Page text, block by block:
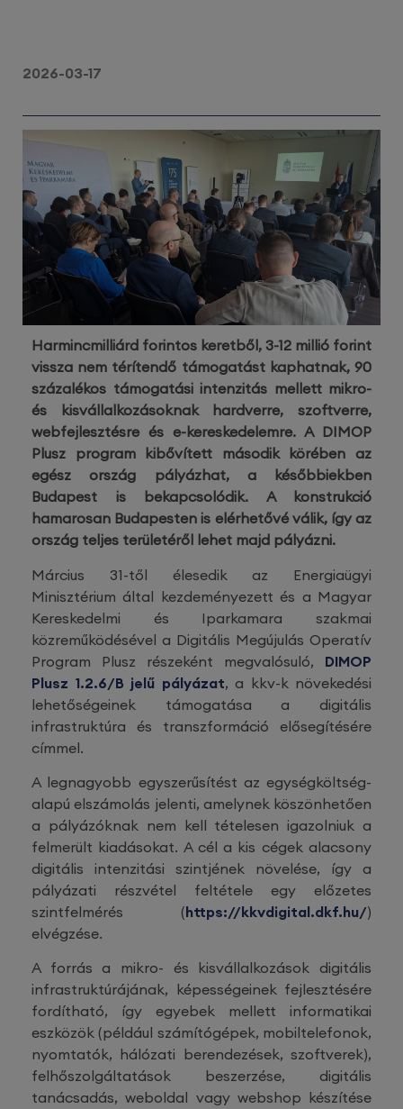
2026-03-17
Harmincmilliárd forintos keretből, 3-12 millió forint
vissza nem térítendő támogatást kaphatnak, 90
százalékos támogatási intenzitás mellett mikro-
és kisvállalkozásoknak hardverre, szoftverre,
webfejlesztésre és e-kereskedelemre. A DIMOP
Plusz program kibővített második körében az
egész ország pályázhat, a későbbiekben
Budapest is bekapcsolódik. A konstrukció
hamarosan Budapesten is elérhetővé válik, így az
ország teljes területéről lehet majd pályázni.
Március 31-től élesedik az Energiaügyi
Minisztérium által kezdeményezett és a Magyar
Kereskedelmi és Iparkamara szakmai
közreműködésével a Digitális Megújulás Operatív
Program Plusz részeként megvalósuló, DIMOP
Plusz 1.2.6/B jelű pályázat, a kkv-k növekedési
lehetőségeinek támogatása a digitális
infrastruktúra és transzformáció elősegítésére
címmel.
A legnagyobb egyszerűsítést az egységköltség-
alapú elszámolás jelenti, amelynek köszönhetően
a pályázóknak nem kell tételesen igazolniuk a
felmerült kiadásokat. A cél a kis cégek alacsony
digitális intenzitási szintjének növelése, így a
pályázati részvétel feltétele egy előzetes
szintfelmérés (https://kkvdigital.dkf.hu/)
elvégzése.
A forrás a mikro- és kisvállalkozások digitális
infrastruktúrájának, képességeinek fejlesztésére
fordítható, így egyebek mellett informatikai
eszközök (például számítógépek, mobiltelefonok,
nyomtatók, hálózati berendezések, szoftverek),
felhőszolgáltatások beszerzése, digitális
tanácsadás, weboldal vagy webshop készítése